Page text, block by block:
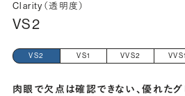
Clarity（透明度）
VS2
VS2 VS1 VVS2 VVS1
肉眼で欠点は確認できない、優れたグ